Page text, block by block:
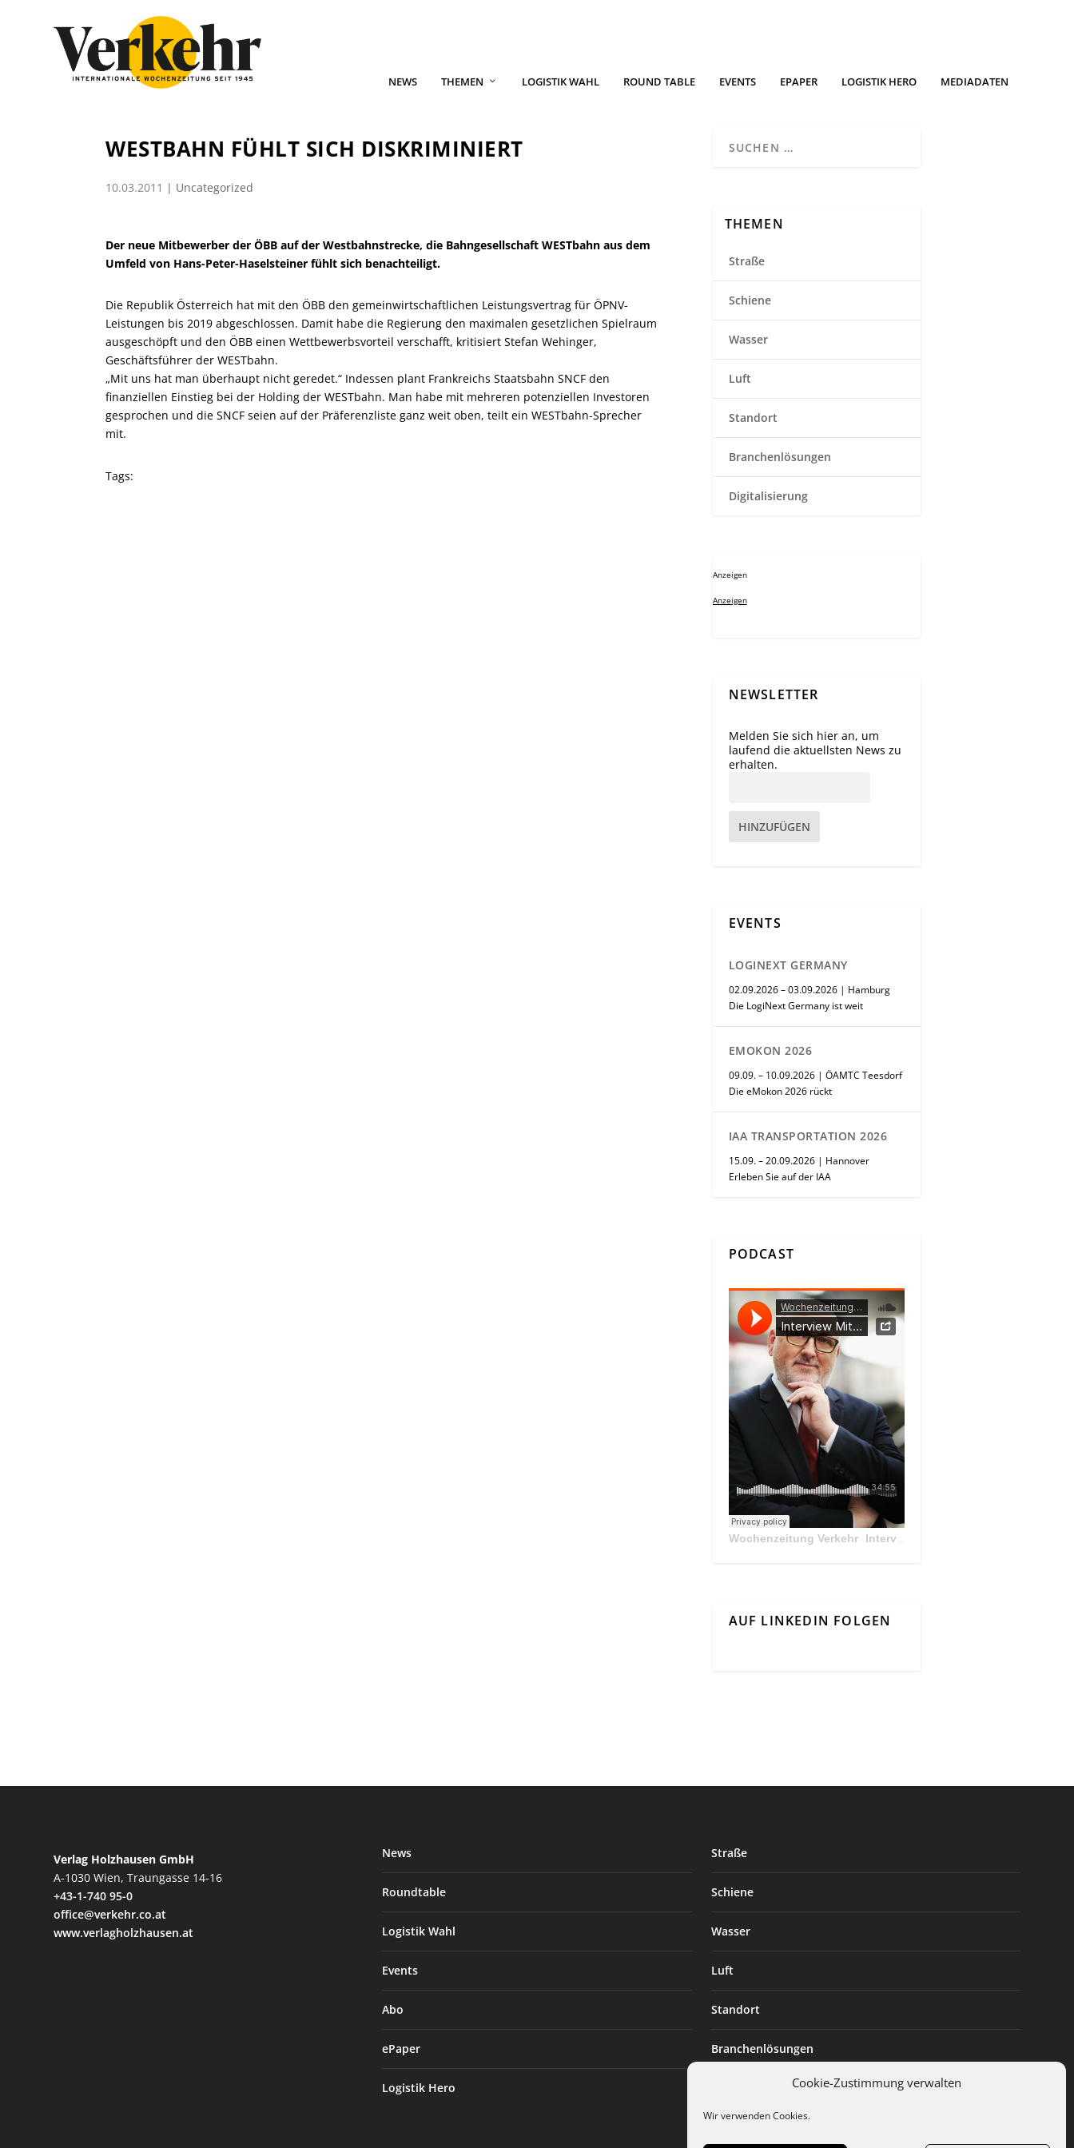
Cookie-Zustimmung verwalten
Wir verwenden Cookies.
NEWS THEMEN LOGISTIK WAHL ROUND TABLE EVENTS EPAPER LOGISTIK HERO MEDIADATEN
WESTBAHN FÜHLT SICH DISKRIMINIERT
10.03.2011 | Uncategorized
Der neue Mitbewerber der ÖBB auf der Westbahnstrecke, die Bahngesellschaft WESTbahn aus dem
Umfeld von Hans-Peter-Haselsteiner fühlt sich benachteiligt.
Die Republik Österreich hat mit den ÖBB den gemeinwirtschaftlichen Leistungsvertrag für ÖPNV-
Leistungen bis 2019 abgeschlossen. Damit habe die Regierung den maximalen gesetzlichen Spielraum
ausgeschöpft und den ÖBB einen Wettbewerbsvorteil verschafft, kritisiert Stefan Wehinger,
Geschäftsführer der WESTbahn.
„Mit uns hat man überhaupt nicht geredet.“ Indessen plant Frankreichs Staatsbahn SNCF den
finanziellen Einstieg bei der Holding der WESTbahn. Man habe mit mehreren potenziellen Investoren
gesprochen und die SNCF seien auf der Präferenzliste ganz weit oben, teilt ein WESTbahn-Sprecher
mit.
Tags:
THEMEN
Straße
Schiene
Wasser
Luft
Standort
Branchenlösungen
Digitalisierung
Anzeigen
Anzeigen
NEWSLETTER
Melden Sie sich hier an, um
laufend die aktuellsten News zu
erhalten.
HINZUFÜGEN
EVENTS
LOGINEXT GERMANY
02.09.2026 – 03.09.2026 | Hamburg
Die LogiNext Germany ist weit
EMOKON 2026
09.09. – 10.09.2026 | ÖAMTC Teesdorf
Die eMokon 2026 rückt
IAA TRANSPORTATION 2026
15.09. – 20.09.2026 | Hannover
Erleben Sie auf der IAA
PODCAST
Wochenzeitung Verkehr· Interview Mit Andreas Matthä, CEO der ÖBB Holding
AUF LINKEDIN FOLGEN
Verlag Holzhausen GmbH
A-1030 Wien, Traungasse 14-16
+43-1-740 95-0
office@verkehr.co.at
www.verlagholzhausen.at
News
Roundtable
Logistik Wahl
Events
Abo
ePaper
Logistik Hero
Straße
Schiene
Wasser
Luft
Standort
Branchenlösungen